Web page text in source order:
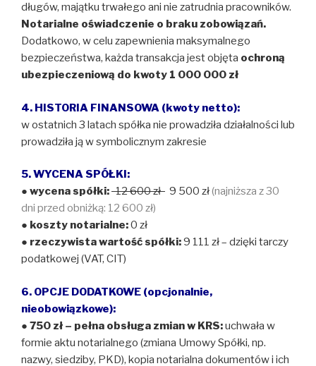
długów, majątku trwałego ani nie zatrudnia pracowników.
Notarialne oświadczenie o braku zobowiązań.
Dodatkowo, w celu zapewnienia maksymalnego
bezpieczeństwa, każda transakcja jest objęta ochroną
ubezpieczeniową do kwoty 1 000 000 zł
4. HISTORIA FINANSOWA (kwoty netto):
w ostatnich 3 latach spółka nie prowadziła działalności lub
prowadziła ją w symbolicznym zakresie
5. WYCENA SPÓŁKI:
● wycena spółki:12 600 zł 9 500 zł(najniższa z 30
dni przed obniżką: 12 600 zł)
● koszty notarialne:0 zł
● rzeczywista wartość spółki:9 111 zł – dzięki tarczy
podatkowej (VAT, CIT)
6. OPCJE DODATKOWE (opcjonalnie,
nieobowiązkowe):
● 750 zł – pełna obsługa zmian w KRS:uchwała w
formie aktu notarialnego (zmiana Umowy Spółki, np.
nazwy, siedziby, PKD), kopia notarialna dokumentów i ich